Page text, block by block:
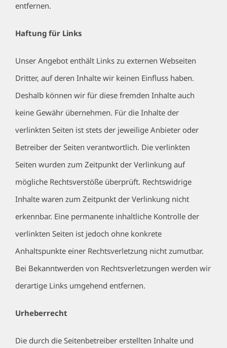
entfernen.
Haftung für Links
Unser Angebot enthält Links zu externen Webseiten
Dritter, auf deren Inhalte wir keinen Einfluss haben.
Deshalb können wir für diese fremden Inhalte auch
keine Gewähr übernehmen. Für die Inhalte der
verlinkten Seiten ist stets der jeweilige Anbieter oder
Betreiber der Seiten verantwortlich. Die verlinkten
Seiten wurden zum Zeitpunkt der Verlinkung auf
mögliche Rechtsverstöße überprüft. Rechtswidrige
Inhalte waren zum Zeitpunkt der Verlinkung nicht
erkennbar. Eine permanente inhaltliche Kontrolle der
verlinkten Seiten ist jedoch ohne konkrete
Anhaltspunkte einer Rechtsverletzung nicht zumutbar.
Bei Bekanntwerden von Rechtsverletzungen werden wir
derartige Links umgehend entfernen.
Urheberrecht
Die durch die Seitenbetreiber erstellten Inhalte und